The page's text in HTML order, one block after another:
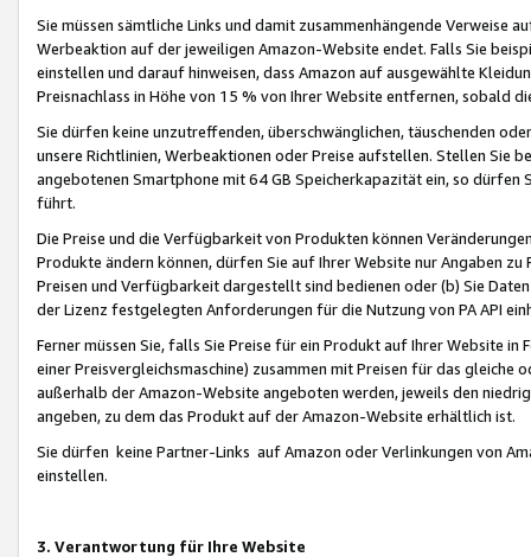
Sie müssen sämtliche Links und damit zusammenhängende
Werbeaktion auf der jeweiligen Amazon-Website endet. Falls Sie
einstellen und darauf hinweisen, dass Amazon auf ausgewählte
Preisnachlass in Höhe von 15 % von Ihrer Website entfernen, sobald
Sie dürfen keine unzutreffenden, überschwänglichen, täuschenden
unsere Richtlinien, Werbeaktionen oder Preise aufstellen. Stellen Sie
angebotenen Smartphone mit 64 GB Speicherkapazität ein, so dürfen
führt.
Die Preise und die Verfügbarkeit von Produkten können
Produkte ändern können, dürfen Sie auf Ihrer Website nur Angaben
Preisen und Verfügbarkeit dargestellt sind bedienen oder (b) Sie
der Lizenz festgelegten Anforderungen für die Nutzung von PA API
Ferner müssen Sie, falls Sie Preise für ein Produkt auf Ihrer Website
einer Preisvergleichsmaschine) zusammen mit Preisen für das
außerhalb der Amazon-Website angeboten werden, jeweils den
angeben, zu dem das Produkt auf der Amazon-Website erhältlich ist.
Sie dürfen keine Partner-Links auf Amazon oder Verlinkungen von
einstellen.
3. Verantwortung für Ihre Website